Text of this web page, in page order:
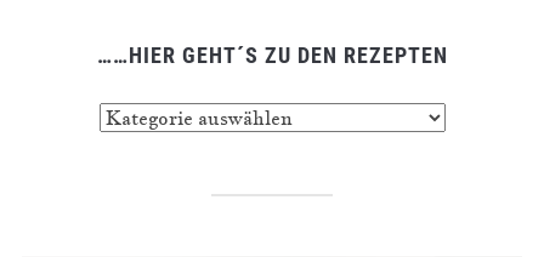
……HIER GEHT´S ZU DEN REZEPTEN